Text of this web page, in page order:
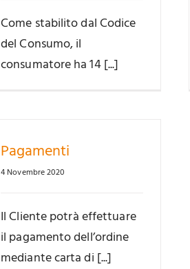
Come stabilito dal Codice
del Consumo, il
consumatore ha 14 [...]
Pagamenti
4 Novembre 2020
Il Cliente potrà effettuare
il pagamento dell’ordine
mediante carta di [...]